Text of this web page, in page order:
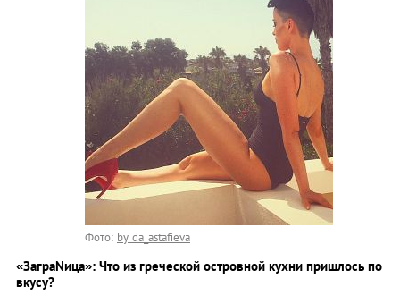
Фото: by da_astafieva
«ЗаграNица»: Что из греческой островной кухни пришлось по
вкусу?